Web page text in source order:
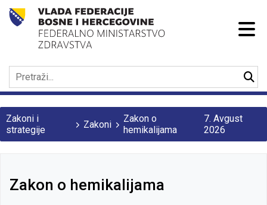
Zakoni i
strategije
Zakoni
Zakon o
hemikalijama
7. Avgust
2026
Zakon o hemikalijama